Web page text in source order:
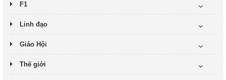
F1
Linh đạo
Giáo Hội
Thế giới